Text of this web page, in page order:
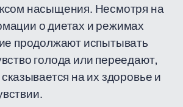
насыщения. Несмотря на
о диетах и режимах
продолжают испытывать
голода или переедают,
на их здоровье и